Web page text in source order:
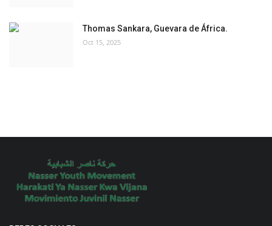
Thomas Sankara, Guevara de África.
Oct 15, 2025